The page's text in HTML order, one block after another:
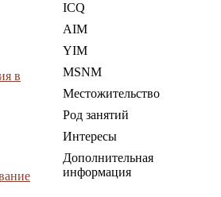
в
ICQ
AIM
YIM
MSNM
Местожительство
Род занятий
Интересы
Дополнительная
информация